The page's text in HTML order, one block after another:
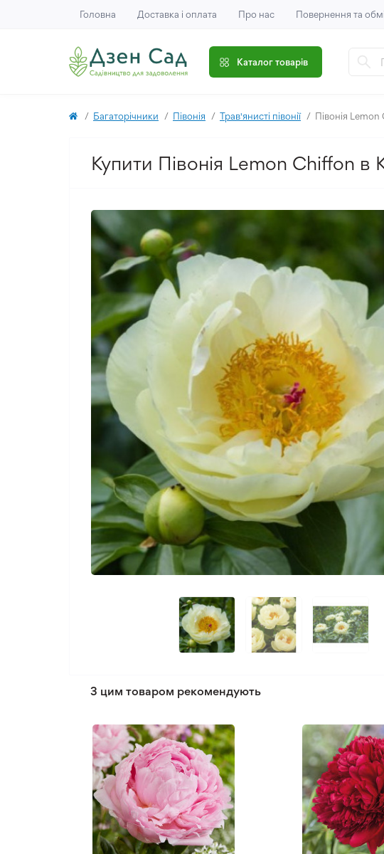
Головна Доставка і оплата Про нас Повернення та
Каталог товарів
Багаторічники Півонія Трав'янисті півонії Півонія
Купити Півонія Lemon Chiffon в
З цим товаром рекомендують